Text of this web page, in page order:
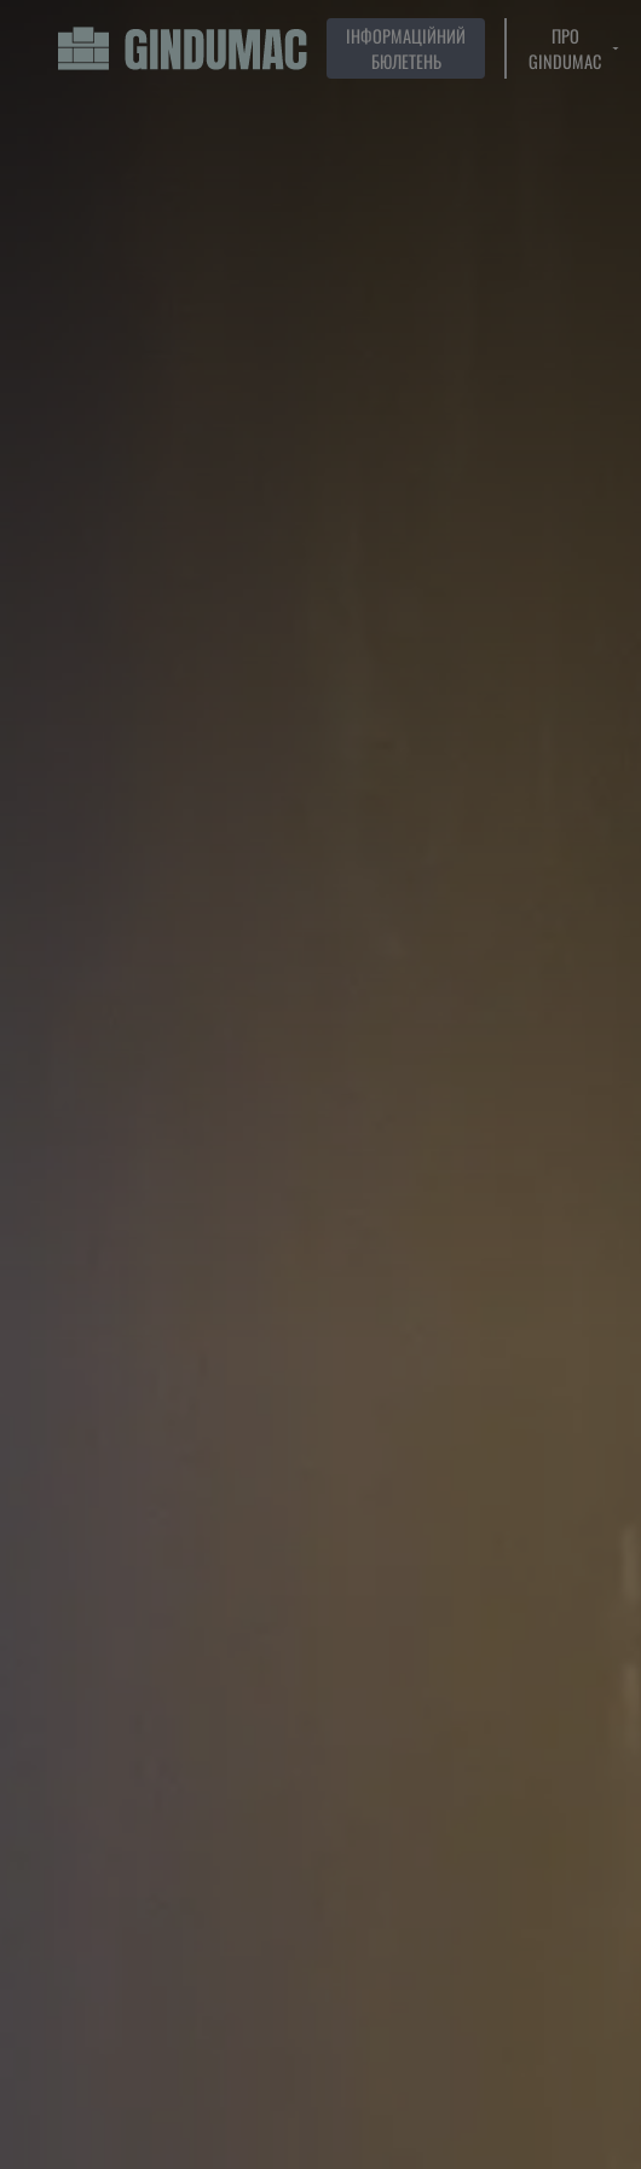
ІНФОРМАЦІЙНИЙ
БЮЛЕТЕНЬ
ПРО
GINDUMAC